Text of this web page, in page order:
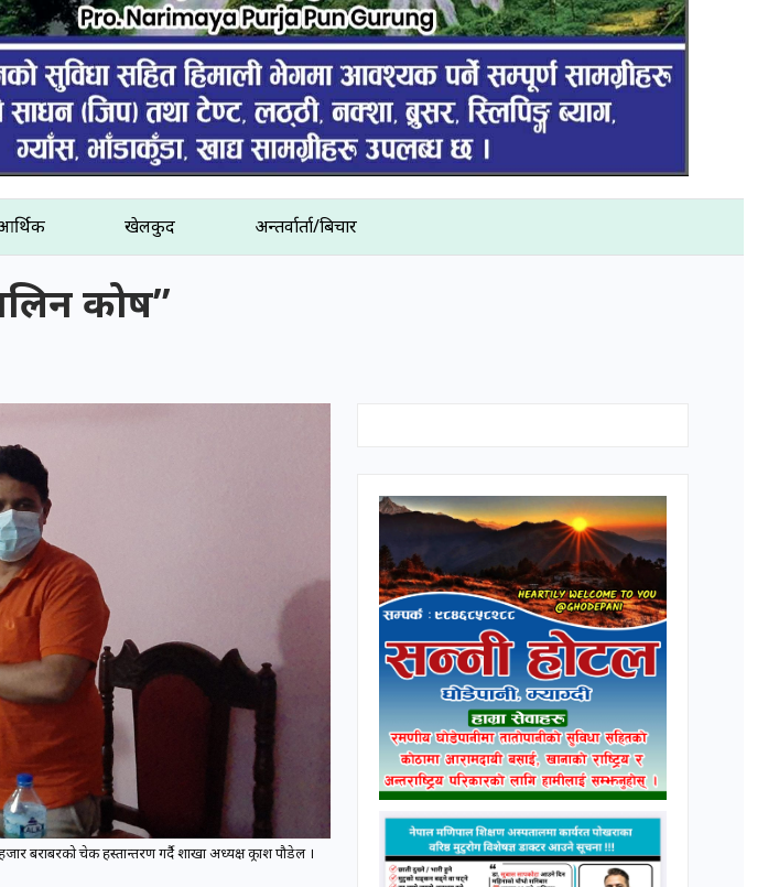
खेलकुद अन्तर्वार्ता/बिचार
कोष”
बराबरको चेक हस्तान्तरण गर्दै शाखा अध्यक्ष प्र्रकाश पौडेल ।